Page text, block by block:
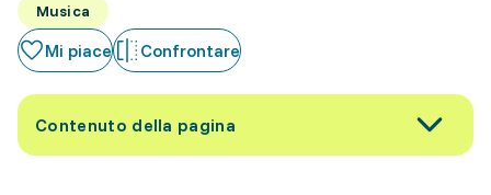
Musica
Mi piace Confrontare
Contenuto della pagina